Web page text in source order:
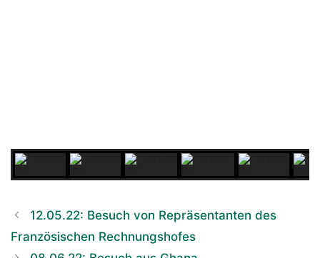
12.05.22: Besuch von Reprä­sen­tan­ten des
Fran­zö­si­schen Rechnungshofes